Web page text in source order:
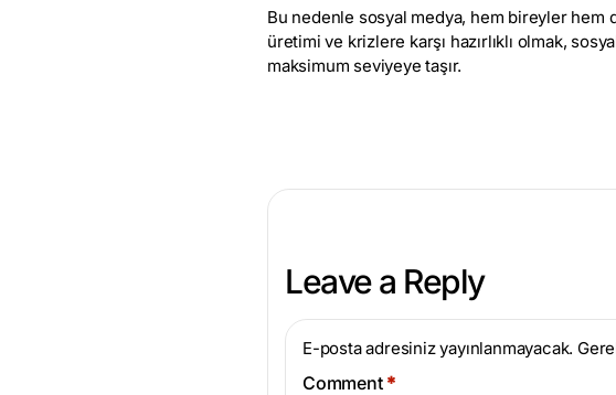
Bu nedenle sosyal medya, hem bireyler
üretimi ve krizlere karşı hazırlıklı olmak,
maksimum seviyeye taşır.
Leave a Reply
E-posta adresiniz yayınlanmayacak.
Comment *